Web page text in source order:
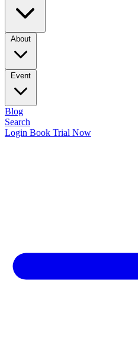
About
Event
Blog
Search
Login Book Trial Now